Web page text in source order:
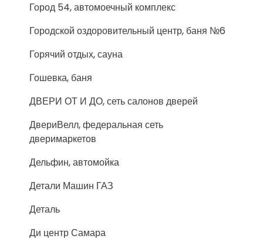
Город 54, автомоечный комплекс
Городской оздоровительный центр, баня №6
Горячий отдых, сауна
Гошевка, баня
ДВЕРИ ОТ И ДО, сеть салонов дверей
ДвериВелл, федеральная сеть
дверимаркетов
Дельфин, автомойка
Детали Машин ГАЗ
Деталь
Ди центр Самара